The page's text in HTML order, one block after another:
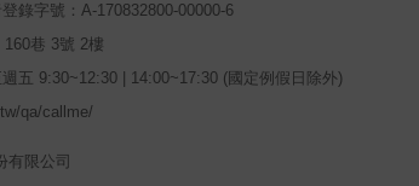
錄字號：A-170832800-00000-6
巷 3號 2樓
五 9:30~12:30 | 14:00~17:30 (國定例假日除外)
qa/callme/
有限公司